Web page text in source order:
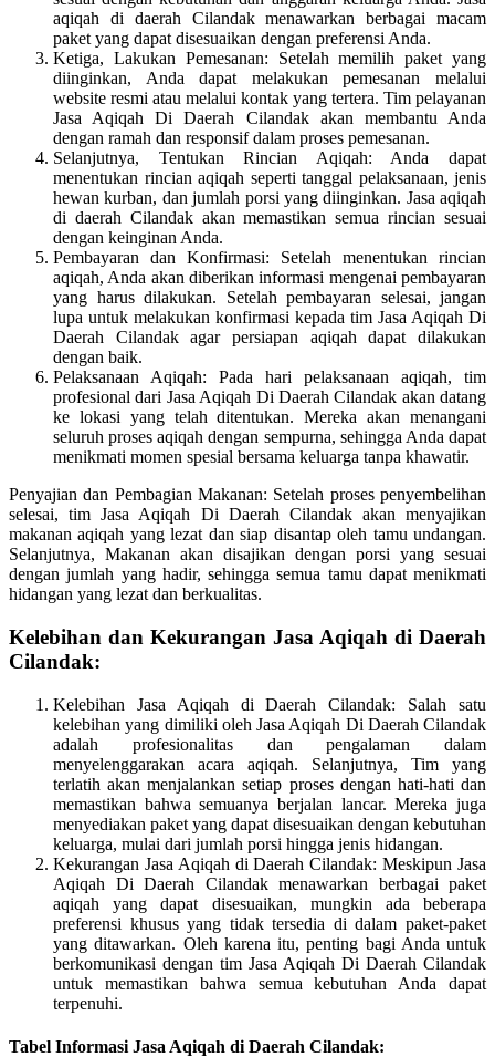
aqiqah di daerah Cilandak menawarkan berbagai macam
paket yang dapat disesuaikan dengan preferensi Anda.
Ketiga, Lakukan Pemesanan: Setelah memilih paket yang
diinginkan, Anda dapat melakukan pemesanan melalui
website resmi atau melalui kontak yang tertera. Tim pelayanan
Jasa Aqiqah Di Daerah Cilandak akan membantu Anda
dengan ramah dan responsif dalam proses pemesanan.
Selanjutnya, Tentukan Rincian Aqiqah: Anda dapat
menentukan rincian aqiqah seperti tanggal pelaksanaan, jenis
hewan kurban, dan jumlah porsi yang diinginkan. Jasa aqiqah
di daerah Cilandak akan memastikan semua rincian sesuai
dengan keinginan Anda.
Pembayaran dan Konfirmasi: Setelah menentukan rincian
aqiqah, Anda akan diberikan informasi mengenai pembayaran
yang harus dilakukan. Setelah pembayaran selesai, jangan
lupa untuk melakukan konfirmasi kepada tim Jasa Aqiqah Di
Daerah Cilandak agar persiapan aqiqah dapat dilakukan
dengan baik.
Pelaksanaan Aqiqah: Pada hari pelaksanaan aqiqah, tim
profesional dari Jasa Aqiqah Di Daerah Cilandak akan datang
ke lokasi yang telah ditentukan. Mereka akan menangani
seluruh proses aqiqah dengan sempurna, sehingga Anda dapat
menikmati momen spesial bersama keluarga tanpa khawatir.
Penyajian dan Pembagian Makanan: Setelah proses penyembelihan
selesai, tim Jasa Aqiqah Di Daerah Cilandak akan menyajikan
makanan aqiqah yang lezat dan siap disantap oleh tamu undangan.
Selanjutnya, Makanan akan disajikan dengan porsi yang sesuai
dengan jumlah yang hadir, sehingga semua tamu dapat menikmati
hidangan yang lezat dan berkualitas.
Kelebihan dan Kekurangan Jasa Aqiqah di Daerah
Cilandak:
Kelebihan Jasa Aqiqah di Daerah Cilandak: Salah satu
kelebihan yang dimiliki oleh Jasa Aqiqah Di Daerah Cilandak
adalah profesionalitas dan pengalaman dalam
menyelenggarakan acara aqiqah. Selanjutnya, Tim yang
terlatih akan menjalankan setiap proses dengan hati-hati dan
memastikan bahwa semuanya berjalan lancar. Mereka juga
menyediakan paket yang dapat disesuaikan dengan kebutuhan
keluarga, mulai dari jumlah porsi hingga jenis hidangan.
Kekurangan Jasa Aqiqah di Daerah Cilandak: Meskipun Jasa
Aqiqah Di Daerah Cilandak menawarkan berbagai paket
aqiqah yang dapat disesuaikan, mungkin ada beberapa
preferensi khusus yang tidak tersedia di dalam paket-paket
yang ditawarkan. Oleh karena itu, penting bagi Anda untuk
berkomunikasi dengan tim Jasa Aqiqah Di Daerah Cilandak
untuk memastikan bahwa semua kebutuhan Anda dapat
terpenuhi.
Tabel Informasi Jasa Aqiqah di Daerah Cilandak: